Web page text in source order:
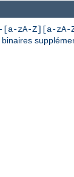
-[a-zA-Z][a-zA-